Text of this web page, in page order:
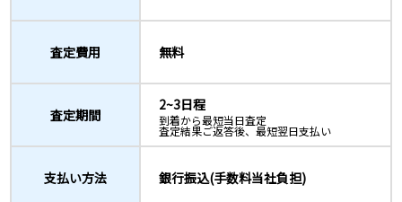
査定費用 無料
査定期間
2~3日程
到着から最短当日査定
査定結果ご返答後、最短翌日支払い
支払い方法 銀行振込(手数料当社負担)